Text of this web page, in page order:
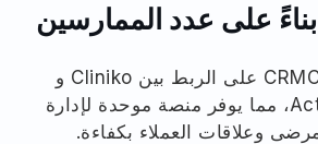
على عدد الممارسين
يعمل CRMConnect على الربط بين Cliniko و
ActiveCampaign، مما يوفر منصة موحدة لإدارة
وعلاقات العملاء بكفاءة.